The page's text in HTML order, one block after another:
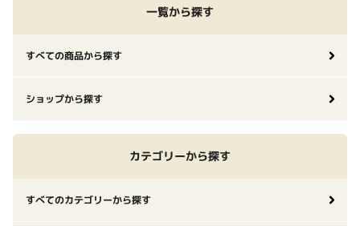
一覧から探す
すべての商品から探す
ショップから探す
カテゴリーから探す
すべてのカテゴリーから探す